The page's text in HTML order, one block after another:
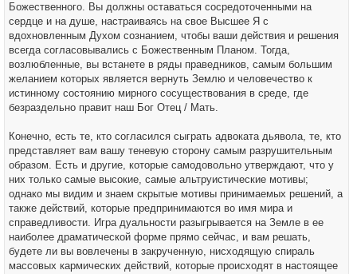
Божественного. Вы должны оставаться сосредоточенными на
сердце и на душе, настраиваясь на свое Высшее Я с
вдохновленным Духом сознанием, чтобы ваши действия и решения
всегда согласовывались с Божественным Планом. Тогда,
возлюбленные, вы встанете в ряды праведников, самым большим
желанием которых является вернуть Землю и человечество к
истинному состоянию мирного сосуществования в среде, где
безраздельно правит наш Бог Отец / Мать.
Конечно, есть те, кто согласился сыграть адвоката дьявола, те, кто
представляет вам вашу теневую сторону самым разрушительным
образом. Есть и другие, которые самодовольно утверждают, что у
них только самые высокие, самые альтруистические мотивы;
однако мы видим и знаем скрытые мотивы принимаемых решений, а
также действий, которые предпринимаются во имя мира и
справедливости. Игра дуальности разыгрывается на Земле в ее
наиболее драматической форме прямо сейчас, и вам решать,
будете ли вы вовлечены в закрученную, нисходящую спираль
массовых кармических действий, которые происходят в настоящее